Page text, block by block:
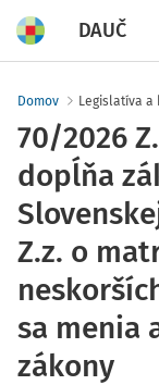
DAUČ
Domov Legislatíva a
70/2026
dopĺňa
Z.z. o
sa menia
zákony